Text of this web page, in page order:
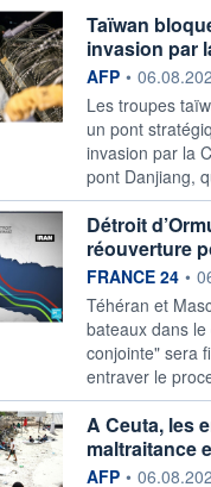
Taïwan
invasion par
information
AFP •
Les troupes
un pont
invasion par la
pont Danjiang,
Détroit
réouverture
information
FRANCE 24 •
Téhéran et
bateaux dans
conjointe" sera
entraver le
A Ceuta, les
maltraitance
information
AFP •